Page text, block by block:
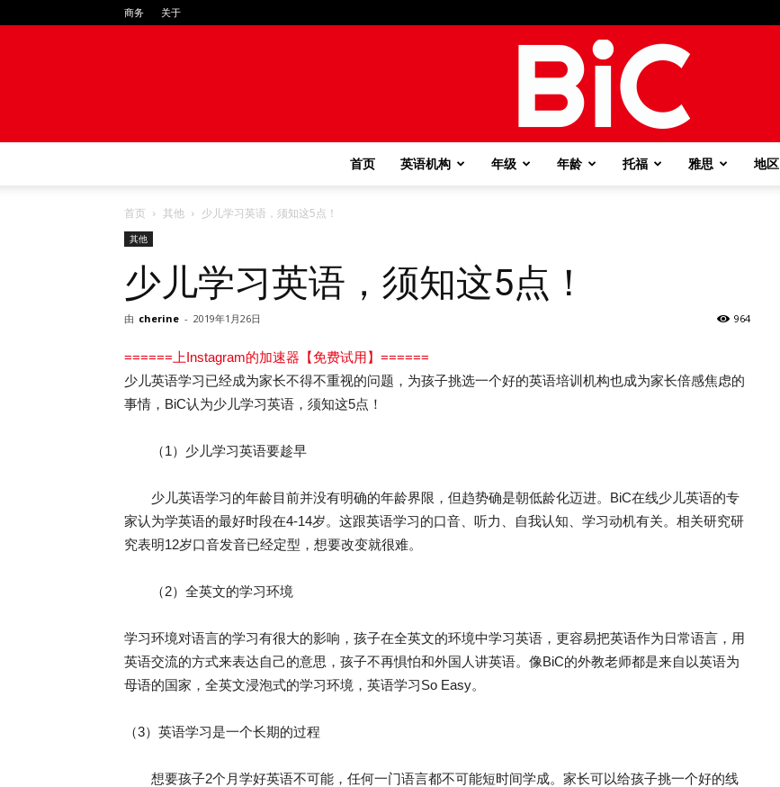
商务 关于
首页 英语机构 年级 年龄 托福 雅思 地区
首页 其他 少儿学习英语，须知这5点！
其他
少儿学习英语，须知这5点！
由 cherine - 2019年1月26日 964
======上Instagram的加速器【免费试用】======
少儿英语学习已经成为家长不得不重视的问题，为孩子挑选一个好的英语培训机构也成为家长倍感焦虑的
事情，BiC认为少儿学习英语，须知这5点！
（1）少儿学习英语要趁早
少儿英语学习的年龄目前并没有明确的年龄界限，但趋势确是朝低龄化迈进。BiC在线少儿英语的专
家认为学英语的最好时段在4-14岁。这跟英语学习的口音、听力、自我认知、学习动机有关。相关研究研
究表明12岁口音发音已经定型，想要改变就很难。
（2）全英文的学习环境
学习环境对语言的学习有很大的影响，孩子在全英文的环境中学习英语，更容易把英语作为日常语言，用
英语交流的方式来表达自己的意思，孩子不再惧怕和外国人讲英语。像BiC的外教老师都是来自以英语为
母语的国家，全英文浸泡式的学习环境，英语学习So Easy。
（3）英语学习是一个长期的过程
想要孩子2个月学好英语不可能，任何一门语言都不可能短时间学成。家长可以给孩子挑一个好的线